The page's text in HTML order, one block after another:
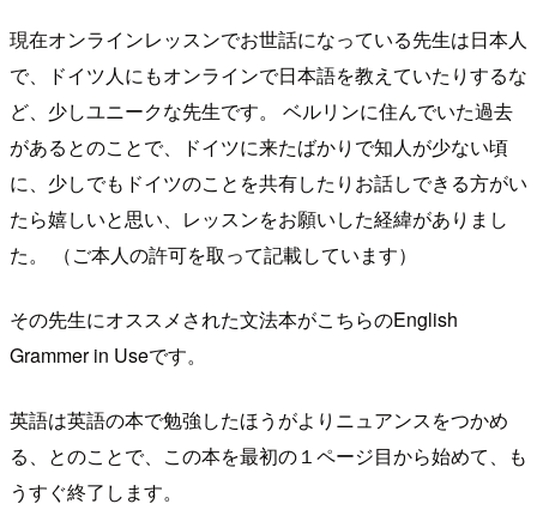
現在オンラインレッスンでお世話になっている先生は日本人
で、ドイツ人にもオンラインで日本語を教えていたりするな
ど、少しユニークな先生です。 ベルリンに住んでいた過去
があるとのことで、ドイツに来たばかりで知人が少ない頃
に、少しでもドイツのことを共有したりお話しできる方がい
たら嬉しいと思い、レッスンをお願いした経緯がありまし
た。 （ご本人の許可を取って記載しています）
その先生にオススメされた文法本がこちらのEnglish
Grammer in Useです。
英語は英語の本で勉強したほうがよりニュアンスをつかめ
る、とのことで、この本を最初の１ページ目から始めて、も
うすぐ終了します。